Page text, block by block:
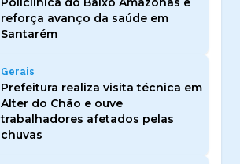
reforça avanço da saúde em
Santarém
Gerais
Prefeitura realiza visita técnica em
Alter do Chão e ouve
trabalhadores afetados pelas
chuvas